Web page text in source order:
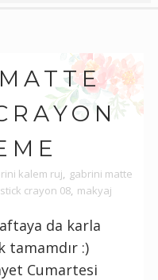
kalem ruj, gabrini matte
crayon 08, makyaj
da karla
tamamdır :)
Cumartesi